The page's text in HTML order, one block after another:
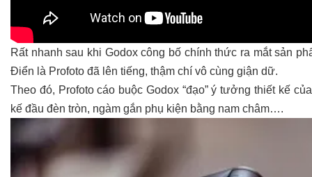
Rất nhanh sau khi Godox công bố chính thức ra mắt sản
Điển là Profoto đã lên tiếng, thậm chí vô cùng giận dữ.
Theo đó, Profoto cáo buộc Godox “đạo” ý tưởng thiết kế
kế đầu đèn tròn, ngàm gắn phụ kiện bằng nam châm….